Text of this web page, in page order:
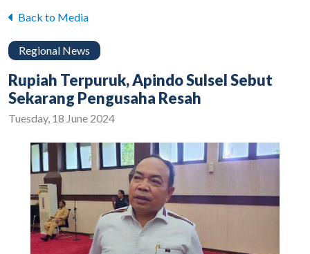
Back to Media
Regional News
Rupiah Terpuruk, Apindo Sulsel Sebut
Sekarang Pengusaha Resah
Tuesday, 18 June 2024